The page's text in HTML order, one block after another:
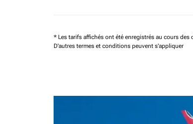
* Les tarifs affichés ont été enregistrés au cours
D'autres termes et conditions peuvent s'appliquer